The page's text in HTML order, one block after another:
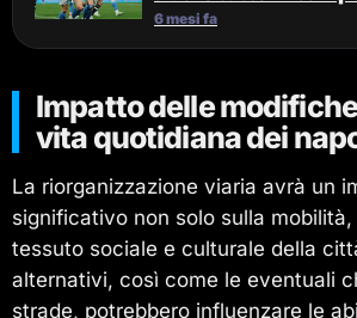
6 mesi fa
Impatto delle
vita quotidiana dei
La riorganizzazione viaria avrà un
significativo non solo sulla
tessuto sociale e culturale della
alternativi, così come le eventuali
strade, potrebbero influenzare le